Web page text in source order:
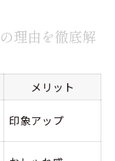
理由を徹底解
メリット
印象アップ